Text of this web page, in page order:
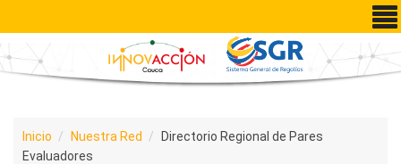
Pasar al contenido principal
Inicio Nuestra Red
Directorio Regional de Pares
Evaluadores